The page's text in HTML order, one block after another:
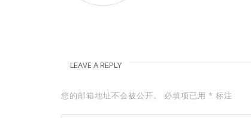
LEAVE A REPLY
您的邮箱地址不会被公开。 必填项已用 * 标注